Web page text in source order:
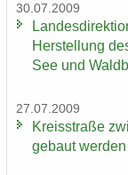
30.07.2009
Her­stel­lung
See und
27.07.2009
Kreis­stra­ße
ge­baut wer­den